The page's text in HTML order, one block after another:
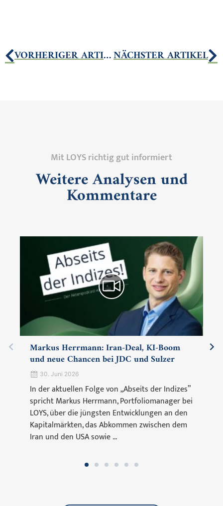
VORHERIGER ARTIKELNÄCHSTER ARTIKEL
Mit LOYS richtig gut informiert
Weitere Analysen und
Kommentare
Markus Herrmann: Iran-Deal, KI-Boom
und neue Chancen bei JDC und Sulzer
30. Juni 2026
In der aktuellen Folge von „Abseits der Indizes”
spricht Markus Herrmann, Portfoliomanager bei
LOYS, über die jüngsten Entwicklungen an den
Kapitalmärkten, das Abkommen zwischen dem
Iran und den USA sowie ...